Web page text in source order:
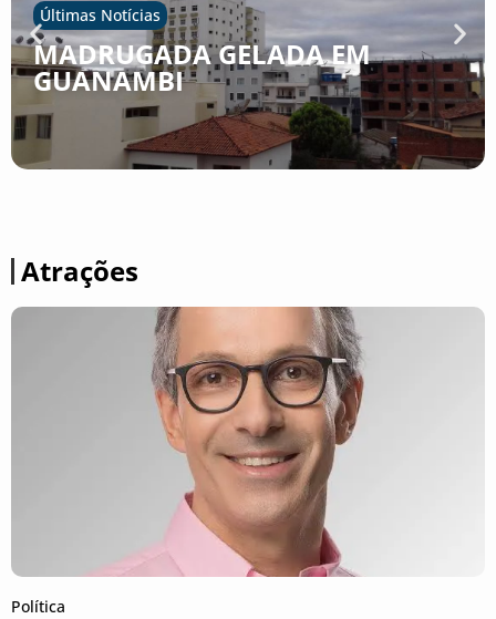
Últimas Notícias
MADRUGADA GELADA EM
GUANAMBI
Atrações
Política